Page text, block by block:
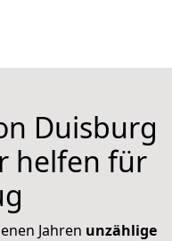
Duisburg
helfen für
Jahren unzählige